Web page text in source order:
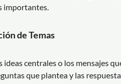
importantes.
de Temas
ideas centrales o los mensajes
que plantea y las